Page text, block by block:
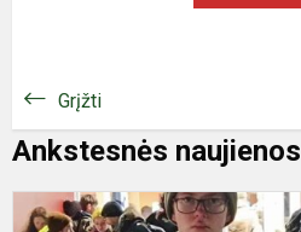
Grįžti
Ankstesnės naujienos